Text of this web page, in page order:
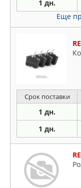
1 дн.
Еще
Срок поставки
1 дн.
1 дн.